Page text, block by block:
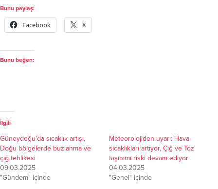
Bunu paylaş:
Facebook X
Bunu beğen:
İlgili
Güneydoğu’da sıcaklık artışı,
Doğu bölgelerde buzlanma ve
çığ tehlikesi
09.03.2025
"Gündem" içinde
Meteorolojiden uyarı: Hava
sıcaklıkları artıyor, Çığ ve Toz
taşınımı riski devam ediyor
04.03.2025
"Genel" içinde